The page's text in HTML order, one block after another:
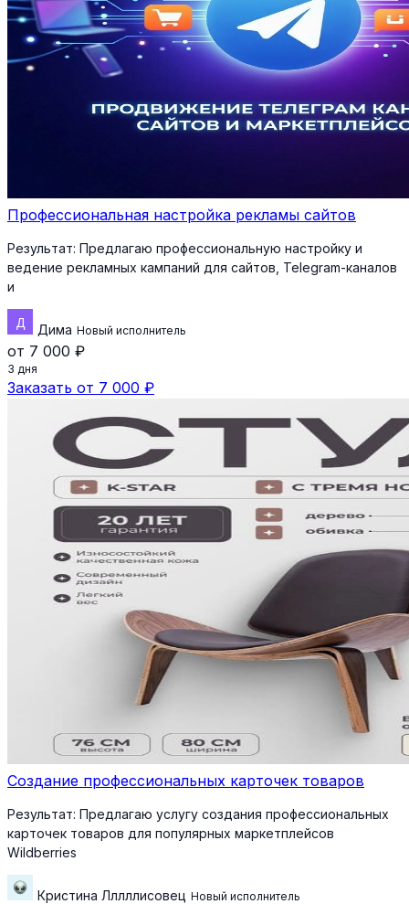
Профессиональная настройка рекламы сайтов
Результат: Предлагаю профессиональную настройку и
ведение рекламных кампаний для сайтов, Telegram-каналов
и
Дима Новый исполнитель
от 7 000 ₽
3 дня
Заказать от 7 000 ₽
Создание профессиональных карточек товаров
Результат: Предлагаю услугу создания профессиональных
карточек товаров для популярных маркетплейсов
Wildberries
Кристина Лллллисовец Новый исполнитель